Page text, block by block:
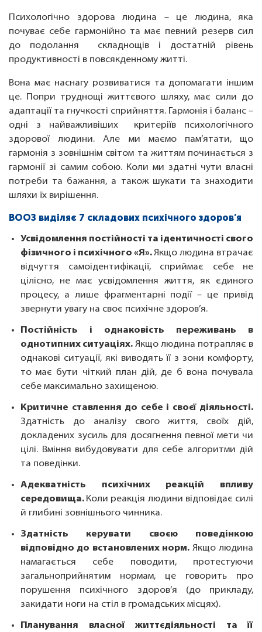
Психологічно здорова людина – це людина, яка
почуває себе гармонійно та має певний резерв сил
до подолання складнощів і достатній рівень
продуктивності в повсякденному житті.
Вона має наснагу розвиватися та допомагати іншим
це. Попри труднощі життєвого шляху, має сили до
адаптації та гнучкості сприйняття. Гармонія і баланс –
одні з найважливіших критеріїв психологічного
здорової людини. Але ми маємо пам’ятати, що
гармонія з зовнішнім світом та життям починається з
гармонії зі самим собою. Коли ми здатні чути власні
потреби та бажання, а також шукати та знаходити
шляхи їх вирішення.
ВООЗ виділяє 7 складових психічного здоров’я
Усвідомлення постійності та ідентичності свого
фізичного і психічного «Я».Якщо людина втрачає
відчуття самоідентифікації, сприймає себе не
цілісно, не має усвідомлення життя, як єдиного
процесу, а лише фрагментарні події – це привід
звернути увагу на своє психічне здоров’я.
Постійність і однаковість переживань в
однотипних ситуаціях. Якщо людина потрапляє в
однакові ситуації, які виводять її з зони комфорту,
то має бути чіткий план дій, де б вона почувала
себе максимально захищеною.
Критичне ставлення до себе і своєї діяльності.
Здатність до аналізу свого життя, своїх дій,
докладених зусиль для досягнення певної мети чи
цілі. Вміння вибудовувати для себе алгоритми дій
та поведінки.
Адекватність психічних реакцій впливу
середовища. Коли реакція людини відповідає силі
й глибині зовнішнього чинника.
Здатність керувати своєю поведінкою
відповідно до встановлених норм. Якщо людина
намагається себе поводити, протестуючи
загальноприйнятим нормам, це говорить про
порушення психічного здоров’я (до прикладу,
закидати ноги на стіл в громадських місцях).
Планування власної життєдіяльності та її